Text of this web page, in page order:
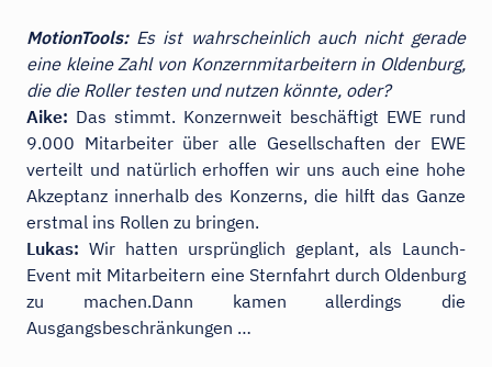
MotionTools: Es ist wahrscheinlich auch nicht gerade
eine kleine Zahl von Konzernmitarbeitern in Oldenburg,
die die Roller testen und nutzen könnte, oder?
Aike: Das stimmt. Konzernweit beschäftigt EWE rund
9.000 Mitarbeiter über alle Gesellschaften der EWE
verteilt und natürlich erhoffen wir uns auch eine hohe
Akzeptanz innerhalb des Konzerns, die hilft das Ganze
erstmal ins Rollen zu bringen.
Lukas: Wir hatten ursprünglich geplant, als Launch-
Event mit Mitarbeitern eine Sternfahrt durch Oldenburg
zu machen.Dann kamen allerdings die
Ausgangsbeschränkungen …